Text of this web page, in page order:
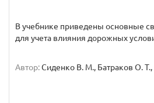
В учебнике приведены основные
для учета влияния дорожных
Автор:Сиденко В. М., Батраков О.